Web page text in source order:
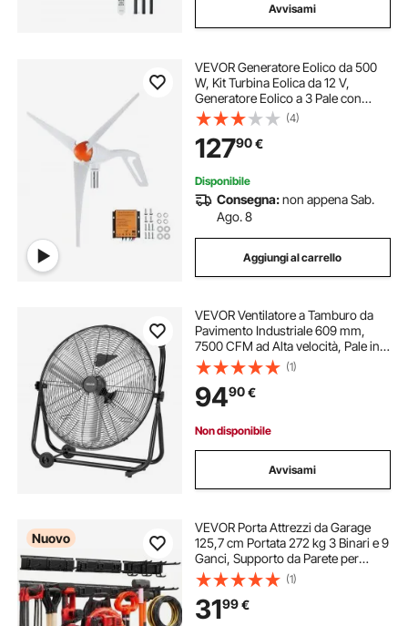
Avvisami
VEVOR Generatore Eolico da 500
W, Kit Turbina Eolica da 12 V,
Generatore Eolico a 3 Pale con
Controller MPPT, Direzione
Sopravvento Regolabile e Velocità
del Vento Iniziale di 2,5 m/s, per
Esterno
(4)
12790€
Disponibile
Consegna:non appena Sab.
Ago. 8
Aggiungi al carrello
VEVOR Ventilatore a Tamburo da
Pavimento Industriale 609 mm,
7500 CFM ad Alta velocità, Pale in
Alluminio Resistenti, 3 Velocità,
Inclinazione Regolabile a 360°, per
Garage, Officina e Magazzino, Nero
(1)
9490€
Non disponibile
Avvisami
Nuovo
VEVOR Porta Attrezzi da Garage
125,7 cm Portata 272 kg 3 Binari e 9
Ganci, Supporto da Parete per
Attrezzi da Giardino, Organizzatore
con Ganci Regolabili, per Pale,
Rastrelli e Casette da Giardino
(1)
3199€